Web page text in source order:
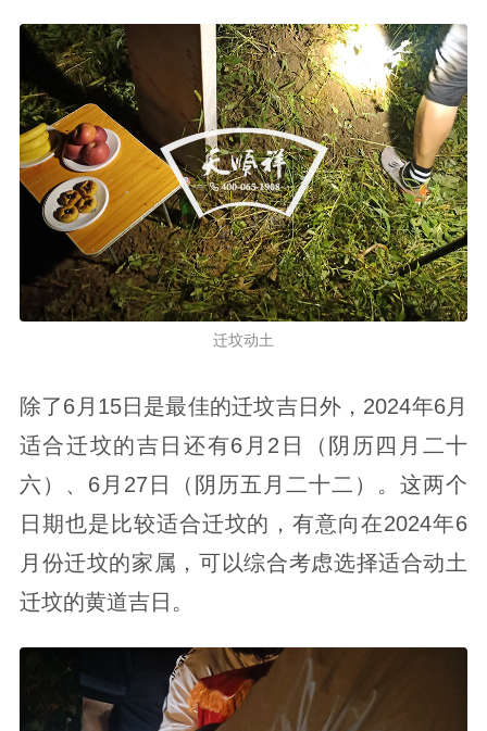
迁坟动土
除了6月15日是最佳的迁坟吉日外，2024年6月
适合迁坟的吉日还有6月2日（阴历四月二十
六）、6月27日（阴历五月二十二）。这两个
日期也是比较适合迁坟的，有意向在2024年6
月份迁坟的家属，可以综合考虑选择适合动土
迁坟的黄道吉日。